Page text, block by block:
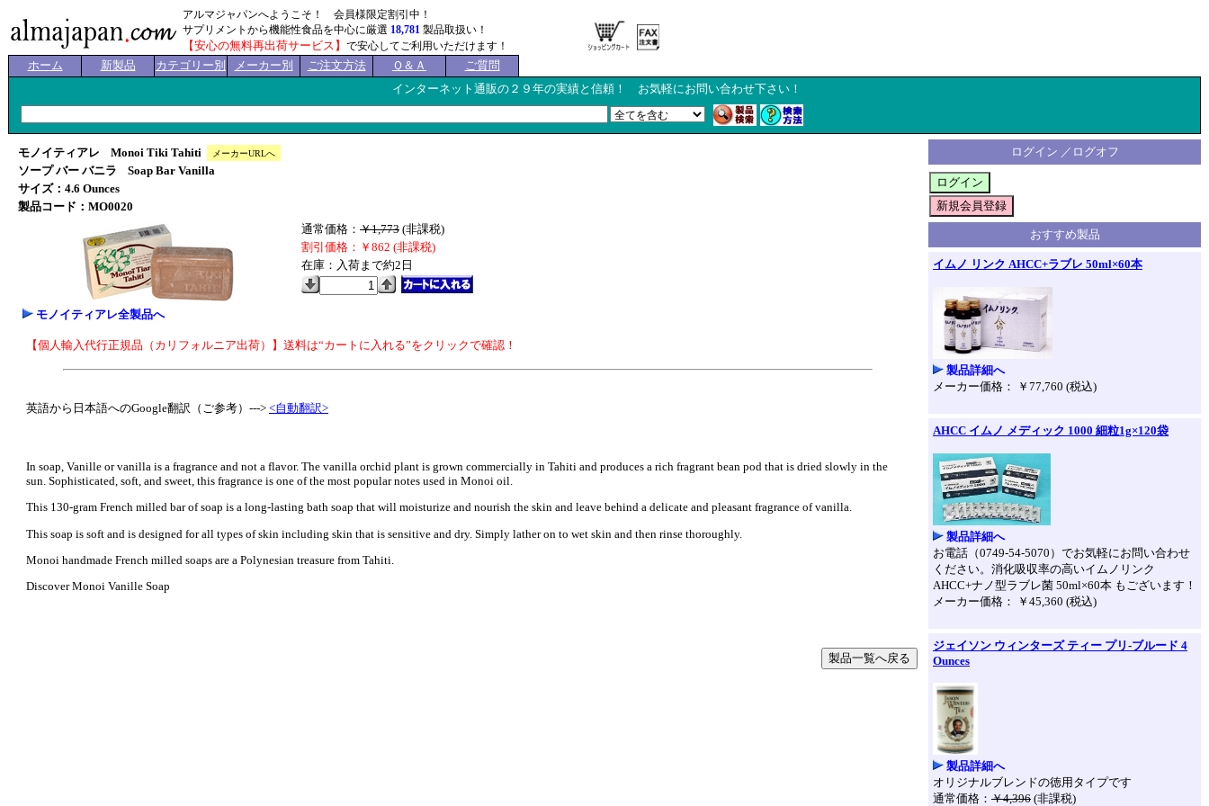
アルマジャパンへようこそ！ 会員様限定割引中！
サプリメントから機能性食品を中心に厳選 18,781 製品取扱い！
【安心の無料再出荷サービス】 で安心してご利用いただけます！
ホーム 新製品 カテゴリー別 メーカー別 ご注文方法 Ｑ＆Ａ
ご質問
インターネット通販の２９年の実績と信頼！ お気軽にお問い合わせ下さい！
モノイティアレ Monoi Tiki Tahiti メーカーURLへ
ソープ バー バニラ Soap Bar Vanilla
サイズ：4.6 Ounces
製品コード：MO0020
モノイティアレ全製品へ
通常価格： ￥1,773 (非課税)
割引価格：￥862 (非課税)
在庫：入荷まで約2日
【個人輸入代行正規品（カリフォルニア出荷）】送料は“カートに入れる”をクリックで確認！
英語から日本語へのGoogle翻訳（ご参考）---> <自動翻訳>
In soap, Vanille or vanilla is a fragrance and not a flavor. The vanilla orchid plant is grown commercially in Tahiti and produces a rich fragrant bean pod that is dried slowly in the
sun. Sophisticated, soft, and sweet, this fragrance is one of the most popular notes used in Monoi oil.
This 130-gram French milled bar of soap is a long-lasting bath soap that will moisturize and nourish the skin and leave behind a delicate and pleasant fragrance of vanilla.
This soap is soft and is designed for all types of skin including skin that is sensitive and dry. Simply lather on to wet skin and then rinse thoroughly.
Monoi handmade French milled soaps are a Polynesian treasure from Tahiti.
Discover Monoi Vanille Soap
ログイン ／ログオフ
おすすめ製品
イムノ リンク AHCC+ラブレ 50ml×60本
製品詳細へ
メーカー価格： ￥77,760 (税込)
AHCC イムノ メディック 1000 細粒1g×120袋
製品詳細へ
お電話（0749-54-5070）でお気軽にお問い合わせ
ください。消化吸収率の高いイムノリンク
AHCC+ナノ型ラブレ菌 50ml×60本 もございます！
メーカー価格： ￥45,360 (税込)
ジェイソン ウィンターズ ティー プリ-ブルード 4
Ounces
製品詳細へ
オリジナルブレンドの徳用タイプです
通常価格： ￥4,396 (非課税)